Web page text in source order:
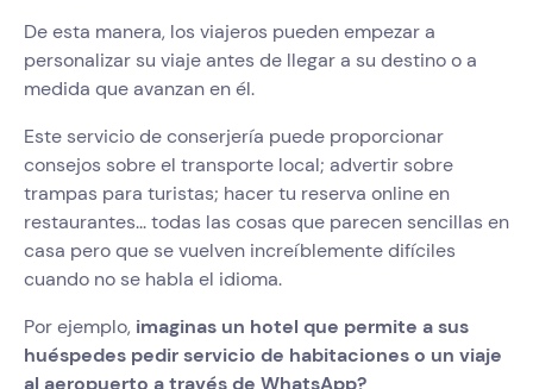
De esta manera, los viajeros pueden empezar a
personalizar su viaje antes de llegar a su destino o a
medida que avanzan en él.
Este servicio de conserjería puede proporcionar
consejos sobre el transporte local; advertir sobre
trampas para turistas; hacer tu reserva online en
restaurantes... todas las cosas que parecen sencillas en
casa pero que se vuelven increíblemente difíciles
cuando no se habla el idioma.
Por ejemplo, imaginas un hotel que permite a sus
huéspedes pedir servicio de habitaciones o un viaje